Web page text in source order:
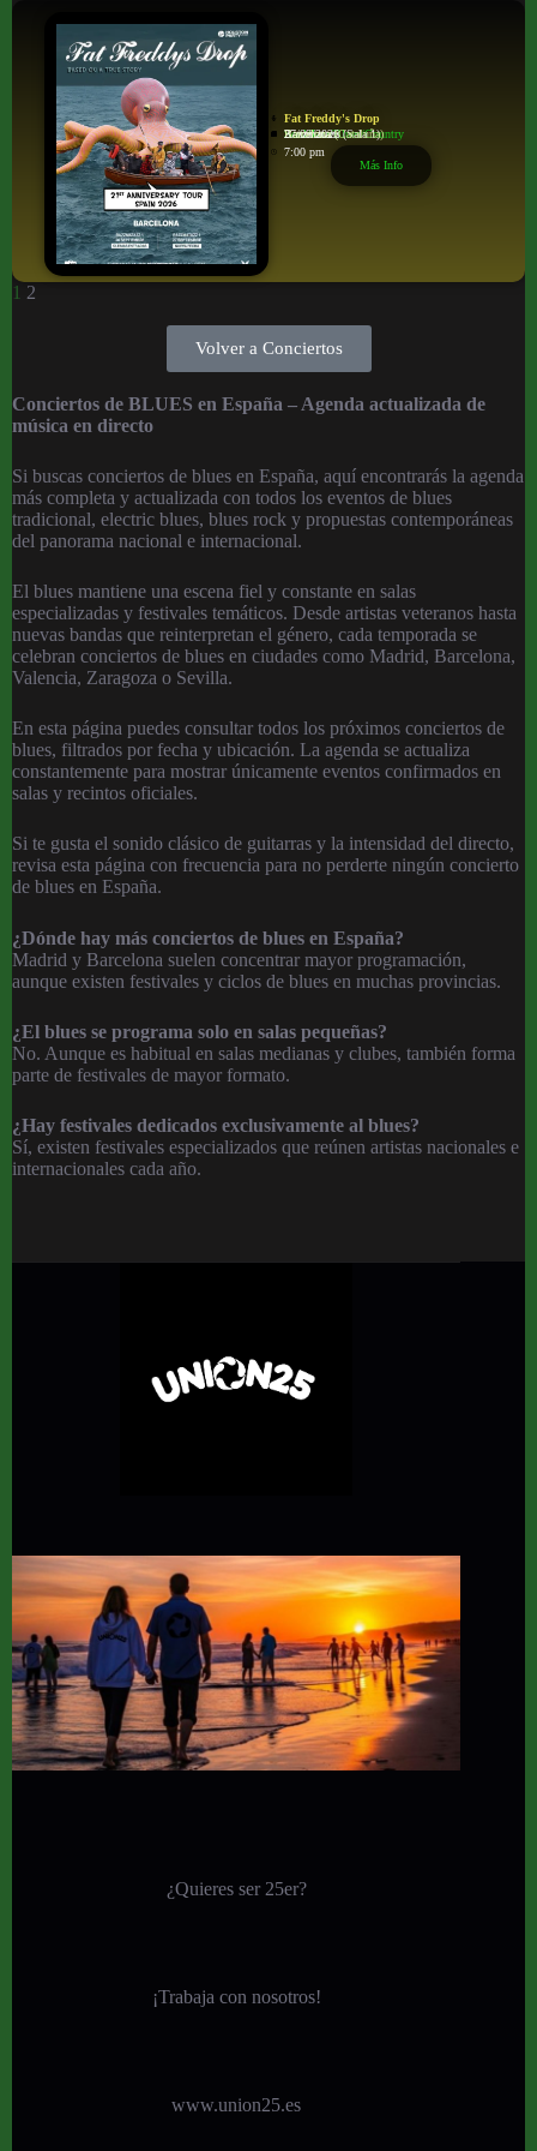
Fat Freddy's Drop
Soul/Jazz/Blues/Country
Razzmatazz (Sala 1)
Barcelona
Barcelona (Cataluña)
27/09/2026
7:00 pm
Más Info
1 2
Volver a Conciertos
Conciertos de BLUES en España – Agenda actualizada de
música en directo
Si buscas conciertos de blues en España, aquí encontrarás la agenda
más completa y actualizada con todos los eventos de blues
tradicional, electric blues, blues rock y propuestas contemporáneas
del panorama nacional e internacional.
El blues mantiene una escena fiel y constante en salas
especializadas y festivales temáticos. Desde artistas veteranos hasta
nuevas bandas que reinterpretan el género, cada temporada se
celebran conciertos de blues en ciudades como Madrid, Barcelona,
Valencia, Zaragoza o Sevilla.
En esta página puedes consultar todos los próximos conciertos de
blues, filtrados por fecha y ubicación. La agenda se actualiza
constantemente para mostrar únicamente eventos confirmados en
salas y recintos oficiales.
Si te gusta el sonido clásico de guitarras y la intensidad del directo,
revisa esta página con frecuencia para no perderte ningún concierto
de blues en España.
¿Dónde hay más conciertos de blues en España?
Madrid y Barcelona suelen concentrar mayor programación,
aunque existen festivales y ciclos de blues en muchas provincias.
¿El blues se programa solo en salas pequeñas?
No. Aunque es habitual en salas medianas y clubes, también forma
parte de festivales de mayor formato.
¿Hay festivales dedicados exclusivamente al blues?
Sí, existen festivales especializados que reúnen artistas nacionales e
internacionales cada año.
¿Quieres ser 25er?
¡Trabaja con nosotros!
www.union25.es